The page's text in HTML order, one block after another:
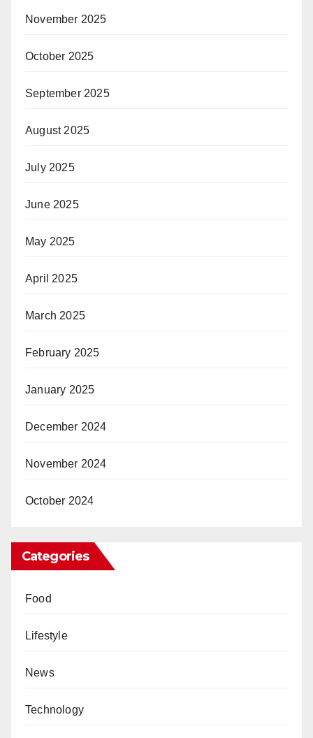
November 2025
October 2025
September 2025
August 2025
July 2025
June 2025
May 2025
April 2025
March 2025
February 2025
January 2025
December 2024
November 2024
October 2024
Categories
Food
Lifestyle
News
Technology